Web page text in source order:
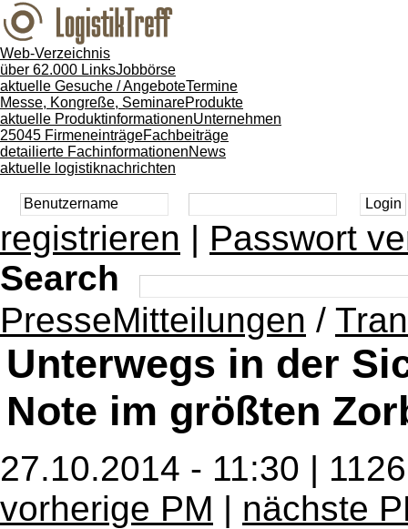
Web-Verzeichnis
über 62.000 LinksJobbörse
aktuelle Gesuche / AngeboteTermine
Messe, Kongreße, SeminareProdukte
aktuelle ProduktinformationenUnternehmen
25045 FirmeneinträgeFachbeiträge
detailierte FachinformationenNews
aktuelle logistiknachrichten
registrieren | Passwort
Search
PresseMitteilungen /
Unterwegs in der
Note im größten
27.10.2014 - 11:30 |
vorherige PM | nächste